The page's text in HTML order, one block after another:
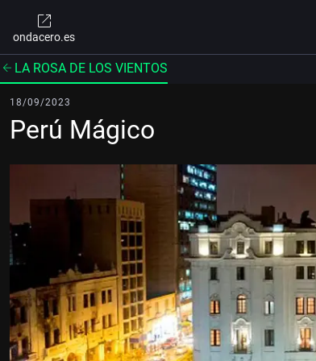
ondacero.es
LA ROSA DE LOS VIENTOS
18/09/2023
Perú Mágico